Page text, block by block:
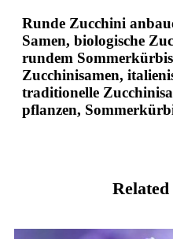
Runde Zucchini
Samen, biologische
rundem
Zucchinisamen,
traditionelle
pflanzen,